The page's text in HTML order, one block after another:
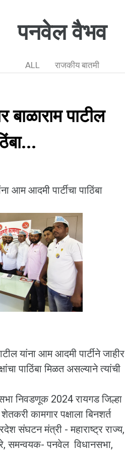
पनवेल वैभव
ALL राजकीय बातमी
पाटील
आम आदमी पार्टीचा पाठिंबा
यांना आम आदमी पार्टीने जाहीर
पाठिंबा मिळत असल्याने त्यांची
निवडणूक 2024 रायगड जिल्हा
कामगार पक्षाला बिनशर्त
संघटन मंत्री - महाराष्ट्र राज्य,
समन्वयक- पनवेल विधानसभा,